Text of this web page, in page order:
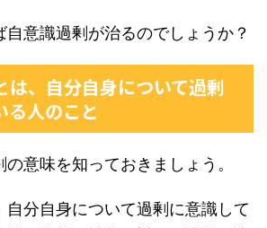
自意識過剰が治るのでしょうか？
は、自分自身について過剰
る人のこと
の意味を知っておきましょう。
自分自身について過剰に意識して